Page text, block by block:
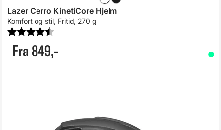
Lazer Cerro KinetiCore Hjelm
Komfort og stil, Fritid, 270 g
Fra 849,-
Karakter: